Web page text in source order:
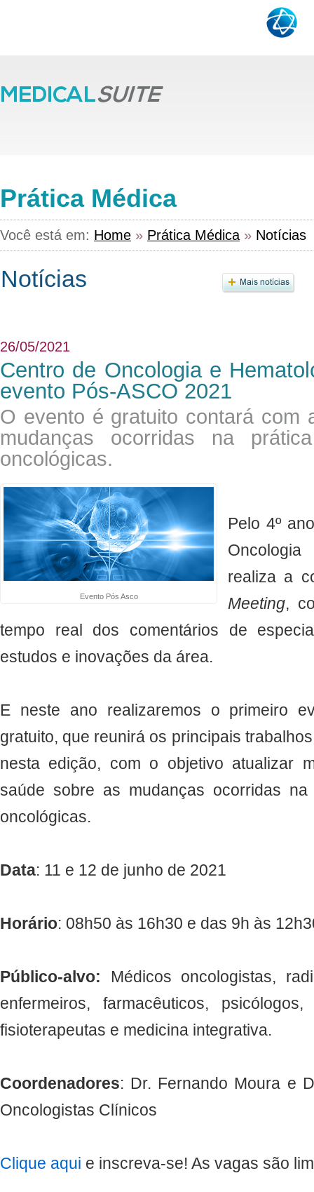
Prática Médica
Você está em: Home » Prática Médica » Notícias
26/05/2021
Centro de Oncologia e
evento Pós-ASCO 2021
O evento é gratuito contará com
mudanças ocorridas na
oncológicas.
Evento Pós Asco
Pelo 4º
realiza a
Meeting,
tempo real dos comentários de
estudos e inovações da área.
E neste ano realizaremos o primeiro
gratuito, que reunirá os principais
nesta edição, com o objetivo atualizar
saúde sobre as mudanças ocorridas
oncológicas.
Data: 11 e 12 de junho de 2021
Horário: 08h50 às 16h30 e das 9h às
Público-alvo: Médicos oncologistas,
enfermeiros, farmacêuticos,
fisioterapeutas e medicina integrativa.
Coordenadores: Dr. Fernando Moura e
Oncologistas Clínicos
Clique aqui e inscreva-se! As vagas são